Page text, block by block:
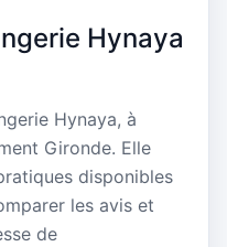
Hynaya
Hynaya, à
Gironde. Elle
disponibles
les avis et
de